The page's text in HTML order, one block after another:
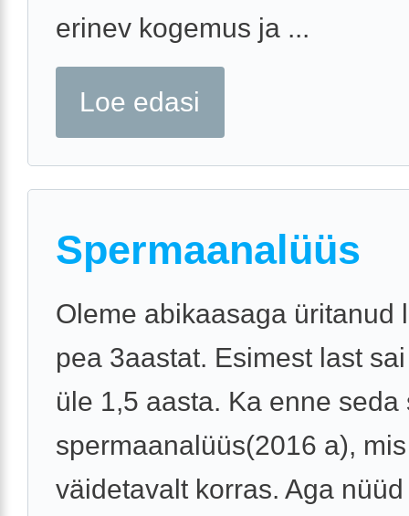
erinev kogemus ja ...
Loe edasi
Spermaanalüüs
Oleme abikaasaga üritanud
pea 3aastat. Esimest last
üle 1,5 aasta. Ka enne seda
spermaanalüüs(2016 a),
väidetavalt korras. Aga nüüd